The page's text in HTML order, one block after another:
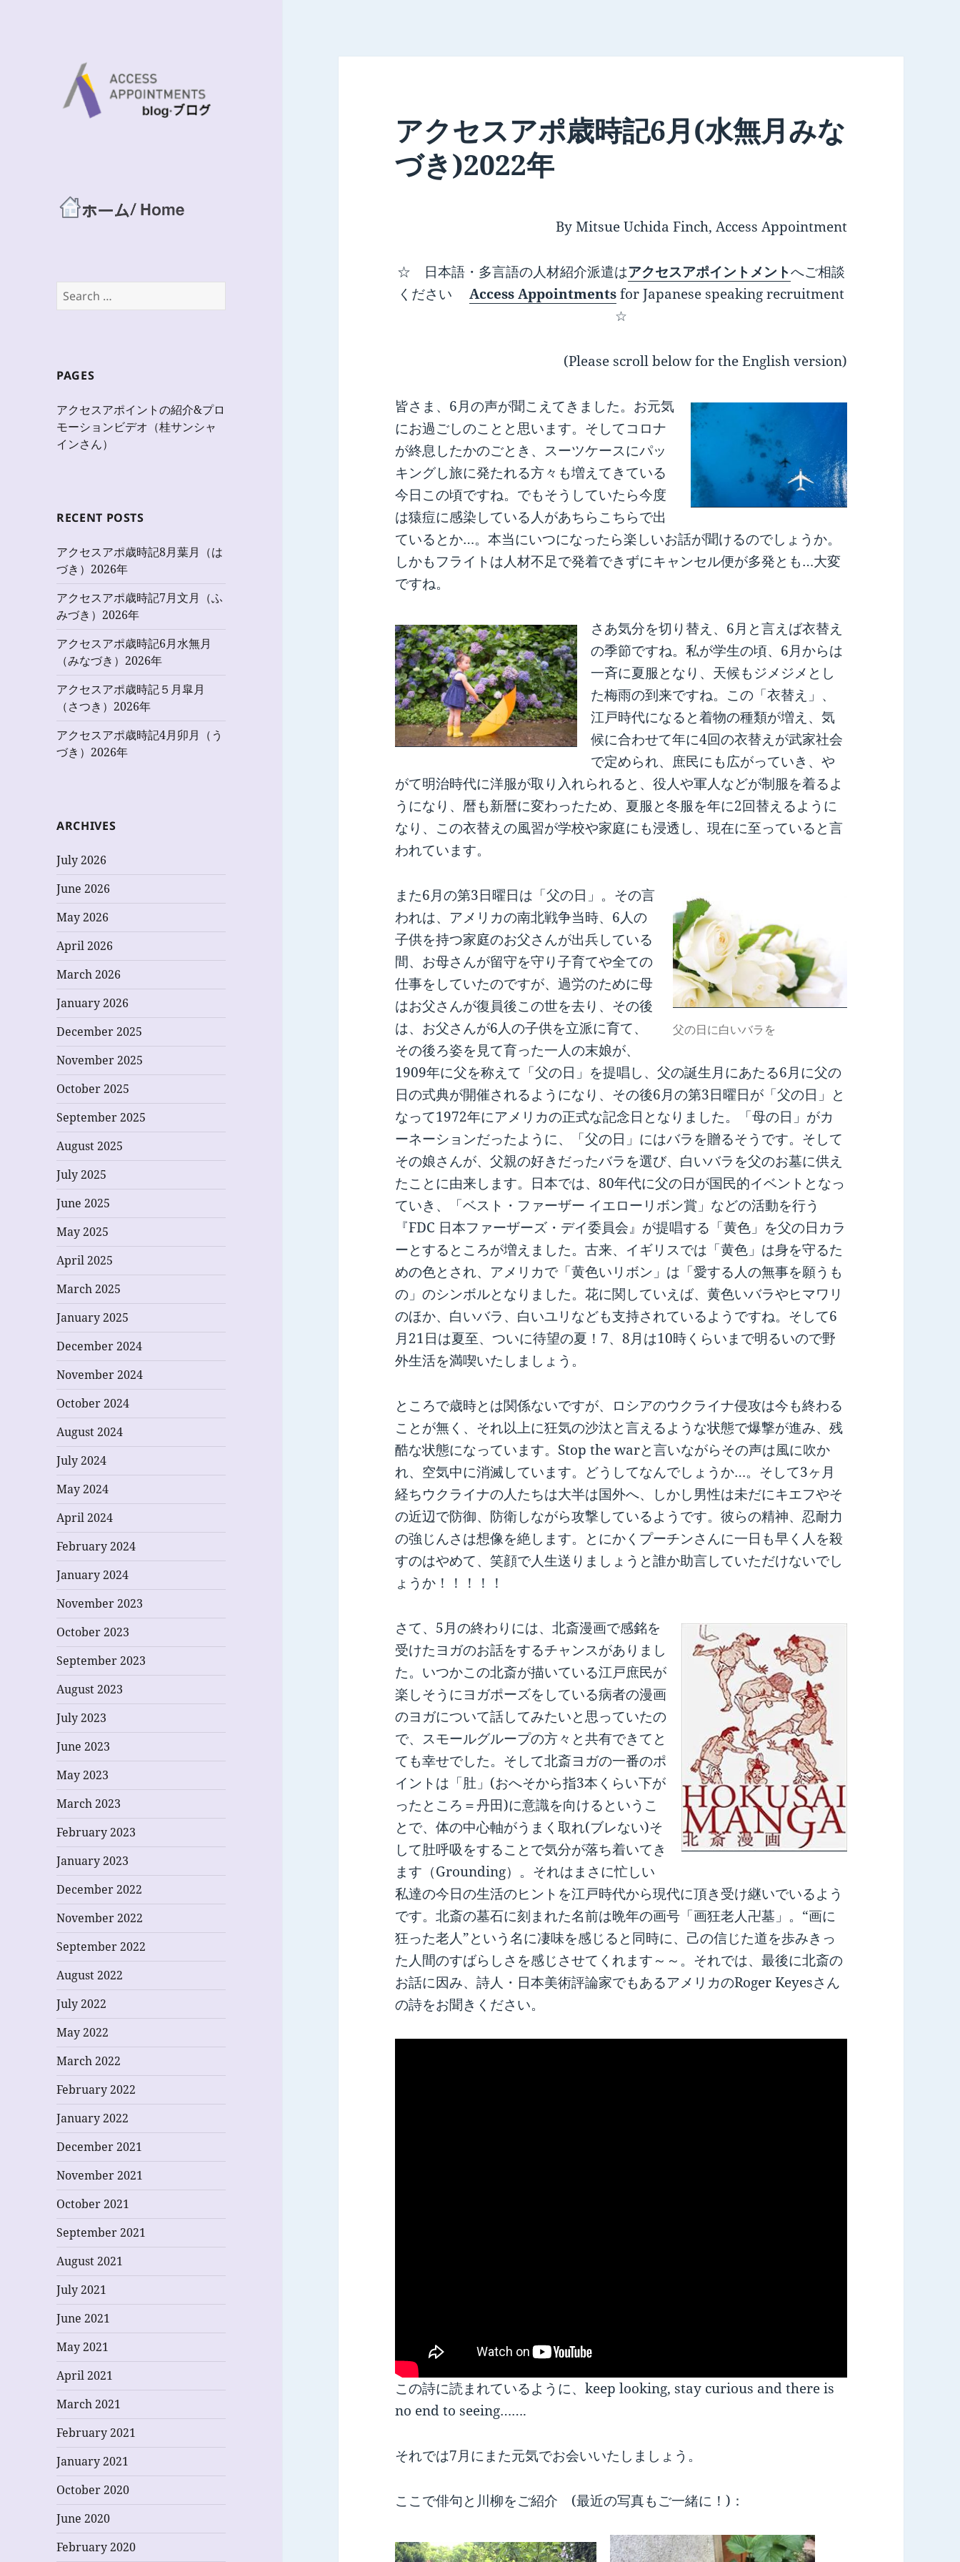
Blog site
Search
PAGES
アクセスアポイントの紹介&プロ
モーションビデオ（桂サンシャ
インさん）
RECENT POSTS
アクセスアポ歳時記8月葉月（は
づき）2026年
アクセスアポ歳時記7月文月（ふ
みづき）2026年
アクセスアポ歳時記6月水無月
（みなづき）2026年
アクセスアポ歳時記５月皐月
（さつき）2026年
アクセスアポ歳時記4月卯月（う
づき）2026年
ARCHIVES
July 2026
June 2026
May 2026
April 2026
March 2026
January 2026
December 2025
November 2025
October 2025
September 2025
August 2025
July 2025
June 2025
May 2025
April 2025
March 2025
January 2025
December 2024
November 2024
October 2024
August 2024
July 2024
May 2024
April 2024
February 2024
January 2024
November 2023
October 2023
September 2023
August 2023
July 2023
June 2023
May 2023
March 2023
February 2023
January 2023
December 2022
November 2022
September 2022
August 2022
July 2022
May 2022
March 2022
February 2022
January 2022
December 2021
November 2021
October 2021
September 2021
August 2021
July 2021
June 2021
May 2021
April 2021
March 2021
February 2021
January 2021
October 2020
June 2020
February 2020
アクセスアポ歳時記6月(水無月みな
づき)2022年
By Mitsue Uchida Finch, Access Appointment
☆ 日本語・多言語の人材紹介派遣はアクセスアポイントメントへご相談
くださいAccess Appointmentsfor Japanese speaking recruitment
☆
(Please scroll below for the English version)
皆さま、6月の声が聞こえてきました。お元気
にお過ごしのことと思います。そしてコロナ
が終息したかのごとき、スーツケースにパッ
キングし旅に発たれる方々も増えてきている
今日この頃ですね。でもそうしていたら今度
は猿痘に感染している人があちらこちらで出
ているとか…。本当にいつになったら楽しいお話が聞けるのでしょうか。
しかもフライトは人材不足で発着できずにキャンセル便が多発とも…大変
ですね。
さあ気分を切り替え、6月と言えば衣替え
の季節ですね。私が学生の頃、6月からは
一斉に夏服となり、天候もジメジメとし
た梅雨の到来ですね。この「衣替え」、
江戸時代になると着物の種類が増え、気
候に合わせて年に4回の衣替えが武家社会
で定められ、庶民にも広がっていき、や
がて明治時代に洋服が取り入れられると、役人や軍人などが制服を着るよ
うになり、暦も新暦に変わったため、夏服と冬服を年に2回替えるように
なり、この衣替えの風習が学校や家庭にも浸透し、現在に至っていると言
われています。
父の日に白いバラを
また6月の第3日曜日は「父の日」。その言
われは、アメリカの南北戦争当時、6人の
子供を持つ家庭のお父さんが出兵している
間、お母さんが留守を守り子育てや全ての
仕事をしていたのですが、過労のために母
はお父さんが復員後この世を去り、その後
は、お父さんが6人の子供を立派に育て、
その後ろ姿を見て育った一人の末娘が、
1909年に父を称えて「父の日」を提唱し、父の誕生月にあたる6月に父の
日の式典が開催されるようになり、その後6月の第3日曜日が「父の日」と
なって1972年にアメリカの正式な記念日となりました。「母の日」がカ
ーネーションだったように、「父の日」にはバラを贈るそうです。そして
その娘さんが、父親の好きだったバラを選び、白いバラを父のお墓に供え
たことに由来します。日本では、80年代に父の日が国民的イベントとなっ
ていき、「ベスト・ファーザー イエローリボン賞」などの活動を行う
『FDC 日本ファーザーズ・デイ委員会』が提唱する「黄色」を父の日カラ
ーとするところが増えました。古来、イギリスでは「黄色」は身を守るた
めの色とされ、アメリカで「黄色いリボン」は「愛する人の無事を願うも
の」のシンボルとなりました。花に関していえば、黄色いバラやヒマワリ
のほか、白いバラ、白いユリなども支持されているようですね。そして6
月21日は夏至、ついに待望の夏！7、8月は10時くらいまで明るいので野
外生活を満喫いたしましょう。
ところで歳時とは関係ないですが、ロシアのウクライナ侵攻は今も終わる
ことが無く、それ以上に狂気の沙汰と言えるような状態で爆撃が進み、残
酷な状態になっています。Stop the warと言いながらその声は風に吹か
れ、空気中に消滅しています。どうしてなんでしょうか…。そして3ヶ月
経ちウクライナの人たちは大半は国外へ、しかし男性は未だにキエフやそ
の近辺で防御、防衛しながら攻撃しているようです。彼らの精神、忍耐力
の強じんさは想像を絶します。とにかくプーチンさんに一日も早く人を殺
すのはやめて、笑顔で人生送りましょうと誰か助言していただけないでし
ょうか！！！！！
さて、5月の終わりには、北斎漫画で感銘を
受けたヨガのお話をするチャンスがありまし
た。いつかこの北斎が描いている江戸庶民が
楽しそうにヨガポーズをしている病者の漫画
のヨガについて話してみたいと思っていたの
で、スモールグループの方々と共有できてと
ても幸せでした。そして北斎ヨガの一番のポ
イントは「肚」(おへそから指3本くらい下が
ったところ＝丹田)に意識を向けるというこ
とで、体の中心軸がうまく取れ(ブレない)そ
して肚呼吸をすることで気分が落ち着いてき
ます（Grounding）。それはまさに忙しい
私達の今日の生活のヒントを江戸時代から現代に頂き受け継いでいるよう
です。北斎の墓石に刻まれた名前は晩年の画号「画狂老人卍墓」。“画に
狂った老人”という名に凄味を感じると同時に、己の信じた道を歩みきっ
た人間のすばらしさを感じさせてくれます～～。それでは、最後に北斎の
お話に因み、詩人・日本美術評論家でもあるアメリカのRoger Keyesさん
の詩をお聞きください。
この詩に読まれているように、keep looking, stay curious and there is
no end to seeing…….
それでは7月にまた元気でお会いいたしましょう。
ここで俳句と川柳をご紹介 (最近の写真もご一緒に！)：